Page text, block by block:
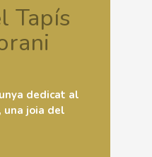
Tapís
dedicat al
una joia del